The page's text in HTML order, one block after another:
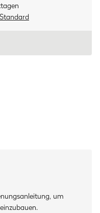
Standard
um